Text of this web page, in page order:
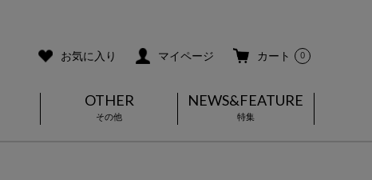
お気に入り マイページ カート 0
OTHER
その他
NEWS&FEATURE
特集